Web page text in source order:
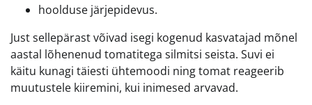
hoolduse järjepidevus.
Just sellepärast võivad isegi kogenud kasvatajad mõnel
aastal lõhenenud tomatitega silmitsi seista. Suvi ei
käitu kunagi täiesti ühtemoodi ning tomat reageerib
muutustele kiiremini, kui inimesed arvavad.